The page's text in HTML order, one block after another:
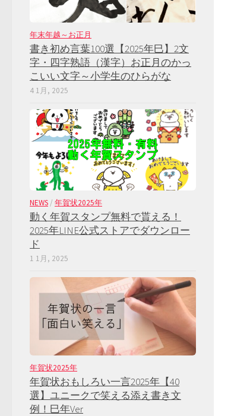
年末年越～お正月
書き初め言葉100選【2025年巳】2文
字・四字熟語（漢字）お正月のかっ
こいい文字～小学生のひらがな
4 1月, 2025
NEWS / 年賀状2025年
動く年賀スタンプ無料で貰える！
2025年LINE公式ストアでダウンロー
ド
1 1月, 2025
年賀状2025年
年賀状おもしろい一言2025年【40
選】ユニークで笑える添え書き文
例！巳年Ver